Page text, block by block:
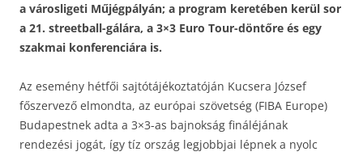
a városligeti Műjégpályán; a program keretében kerül sor
a 21. streetball-gálára, a 3×3 Euro Tour-döntőre és egy
szakmai konferenciára is.
Az esemény hétfői sajtótájékoztatóján Kucsera József
főszervező elmondta, az európai szövetség (FIBA Europe)
Budapestnek adta a 3×3-as bajnokság fináléjának
rendezési jogát, így tíz ország legjobbjai lépnek a nyolc